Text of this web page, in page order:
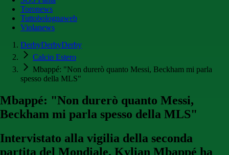
Toronews
Tuttobolognaweb
Violanews
DerbyDerbyDerby
Calcio Estero
Mbappé: "Non durerò quanto Messi, Beckham mi parla
spesso della MLS"
Mbappé: "Non durerò quanto Messi,
Beckham mi parla spesso della MLS"
Intervistato alla vigilia della seconda
partita del Mondiale, Kylian Mbappé ha